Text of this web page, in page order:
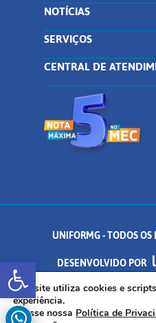
Abrir a barra de
NOTÍCIAS
SERVIÇOS
CENTRAL DE
UNIFORMG - TODOS
DESENVOLVIDO POR
AV. DR. ARNALDO DE SENNA, 328
Este site utiliza cookies e
experiência.
Acesse nossa Política de